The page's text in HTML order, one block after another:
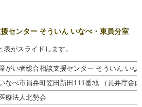
センター そういん いなべ・東員分室
がスライドします。
がい者総合相談支援センター そういん いな
なべ市員弁町笠田新田111番地 （員弁庁舎
療法人北勢会